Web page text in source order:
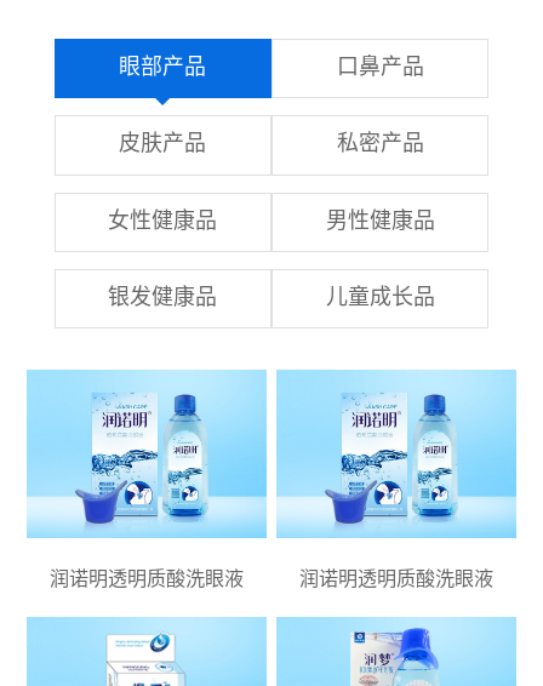
眼部产品 口鼻产品
皮肤产品 私密产品
女性健康品 男性健康品
银发健康品 儿童成长品
润诺明透明质酸洗眼液 润诺明透明质酸洗眼液